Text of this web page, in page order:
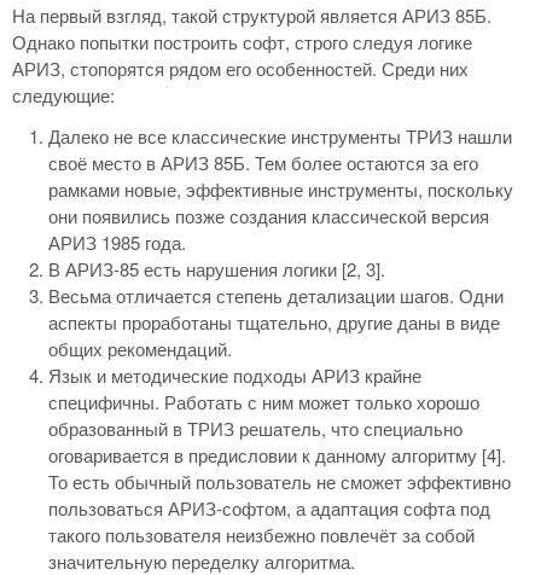
На первый взгляд, такой структурой является АРИЗ 85Б.
Однако попытки построить софт, строго следуя логике
АРИЗ, стопорятся рядом его особенностей. Среди них
следующие:
Далеко не все классические инструменты ТРИЗ нашли
своё место в АРИЗ 85Б. Тем более остаются за его
рамками новые, эффективные инструменты, поскольку
они появились позже создания классической версия
АРИЗ 1985 года.
В АРИЗ-85 есть нарушения логики [2, 3].
Весьма отличается степень детализации шагов. Одни
аспекты проработаны тщательно, другие даны в виде
общих рекомендаций.
Язык и методические подходы АРИЗ крайне
специфичны. Работать с ним может только хорошо
образованный в ТРИЗ решатель, что специально
оговаривается в предисловии к данному алгоритму [4].
То есть обычный пользователь не сможет эффективно
пользоваться АРИЗ-софтом, а адаптация софта под
такого пользователя неизбежно повлечёт за собой
значительную переделку алгоритма.